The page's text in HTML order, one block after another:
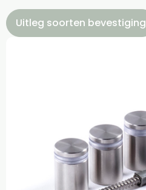
Uitleg soorten bevestiging